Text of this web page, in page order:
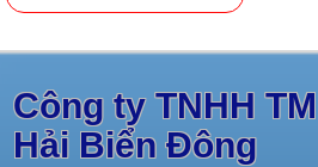
Công ty TNHH
Hải Biển Đông